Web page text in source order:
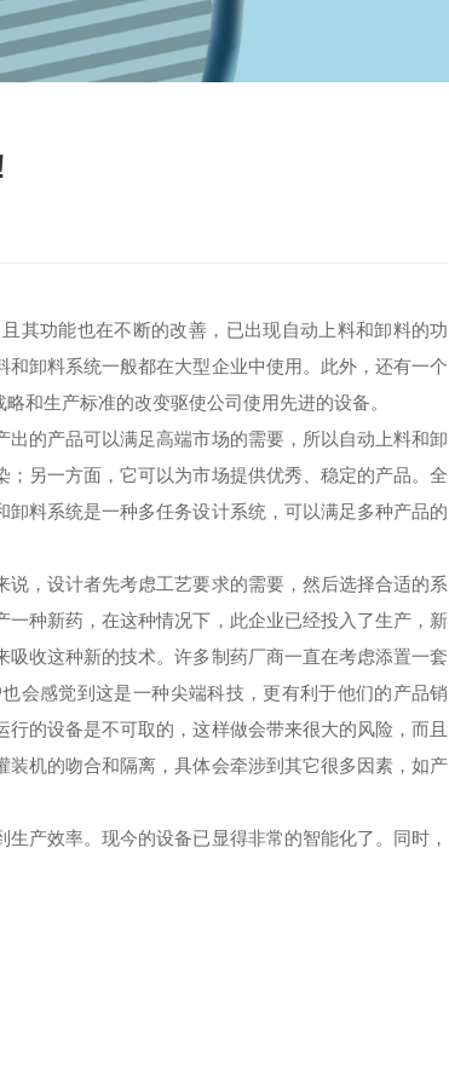
其功能也在不断的改善，已出现自动上料和卸料的功
卸料系统一般都在大型企业中使用。此外，还有一个
和生产标准的改变驱使公司使用先进的设备。
的产品可以满足高端市场的需要，所以自动上料和卸
另一方面，它可以为市场提供优秀、稳定的产品。全
料系统是一种多任务设计系统，可以满足多种产品的
，设计者先考虑工艺要求的需要，然后选择合适的系
种新药，在这种情况下，此企业已经投入了生产，新
收这种新的技术。许多制药厂商一直在考虑添置一套
会感觉到这是一种尖端科技，更有利于他们的产品销
行的设备是不可取的，这样做会带来很大的风险，而且
机的吻合和隔离，具体会牵涉到其它很多因素，如产
效率。现今的设备已显得非常的智能化了。同时，